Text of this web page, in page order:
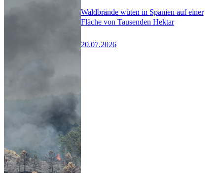
Waldbrände wüten in Spanien auf einer
Fläche von Tausenden Hektar
20.07.2026